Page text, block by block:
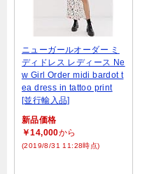
ニューガールオーダー ミ
ディドレス レディース Ne
w Girl Order midi bardot t
ea dress in tattoo print
[並行輸入品]
新品価格
￥14,000から
(2019/8/31 11:28時点)